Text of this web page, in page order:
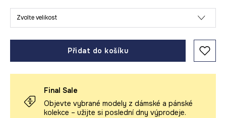
Zvolte velikost
Přidat do košíku
Final Sale
Objevte vybrané modely z dámské a pánské
kolekce – užijte si poslední dny výprodeje.